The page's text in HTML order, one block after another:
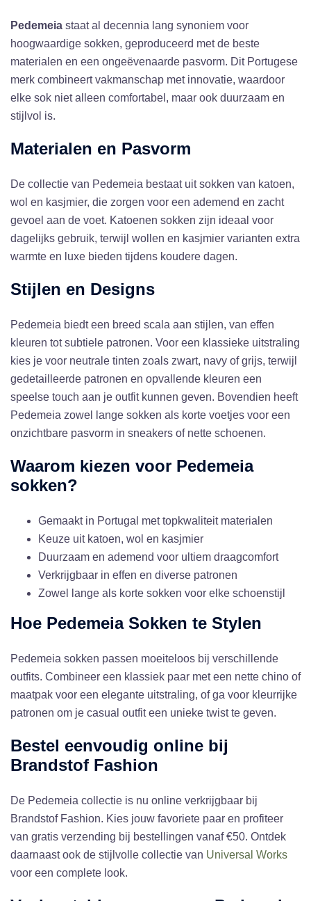
Pedemeia staat al decennia lang synoniem voor
hoogwaardige sokken, geproduceerd met de beste
materialen en een ongeëvenaarde pasvorm. Dit Portugese
merk combineert vakmanschap met innovatie, waardoor
elke sok niet alleen comfortabel, maar ook duurzaam en
stijlvol is.
Materialen en Pasvorm
De collectie van Pedemeia bestaat uit sokken van katoen,
wol en kasjmier, die zorgen voor een ademend en zacht
gevoel aan de voet. Katoenen sokken zijn ideaal voor
dagelijks gebruik, terwijl wollen en kasjmier varianten extra
warmte en luxe bieden tijdens koudere dagen.
Stijlen en Designs
Pedemeia biedt een breed scala aan stijlen, van effen
kleuren tot subtiele patronen. Voor een klassieke uitstraling
kies je voor neutrale tinten zoals zwart, navy of grijs, terwijl
gedetailleerde patronen en opvallende kleuren een
speelse touch aan je outfit kunnen geven. Bovendien heeft
Pedemeia zowel lange sokken als korte voetjes voor een
onzichtbare pasvorm in sneakers of nette schoenen.
Waarom kiezen voor Pedemeia
sokken?
Gemaakt in Portugal met topkwaliteit materialen
Keuze uit katoen, wol en kasjmier
Duurzaam en ademend voor ultiem draagcomfort
Verkrijgbaar in effen en diverse patronen
Zowel lange als korte sokken voor elke schoenstijl
Hoe Pedemeia Sokken te Stylen
Pedemeia sokken passen moeiteloos bij verschillende
outfits. Combineer een klassiek paar met een nette chino of
maatpak voor een elegante uitstraling, of ga voor kleurrijke
patronen om je casual outfit een unieke twist te geven.
Bestel eenvoudig online bij
Brandstof Fashion
De Pedemeia collectie is nu online verkrijgbaar bij
Brandstof Fashion. Kies jouw favoriete paar en profiteer
van gratis verzending bij bestellingen vanaf €50. Ontdek
daarnaast ook de stijlvolle collectie van Universal Works
voor een complete look.